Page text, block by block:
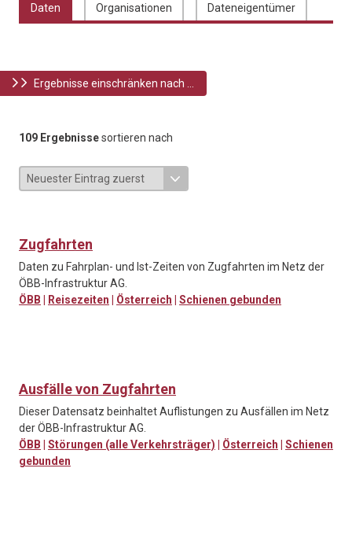
Daten Organisationen Dateneigentümer
Ergebnisse einschränken nach ...
109 Ergebnissesortieren nach
Zugfahrten
Daten zu Fahrplan- und Ist-Zeiten von Zugfahrten im Netz der
ÖBB-Infrastruktur AG.
ÖBB
Reisezeiten Österreich Schienen gebunden
Ausfälle von Zugfahrten
Dieser Datensatz beinhaltet Auflistungen zu Ausfällen im Netz
der ÖBB-Infrastruktur AG.
ÖBB
Störungen (alle Verkehrsträger) Österreich
Schienen
gebunden